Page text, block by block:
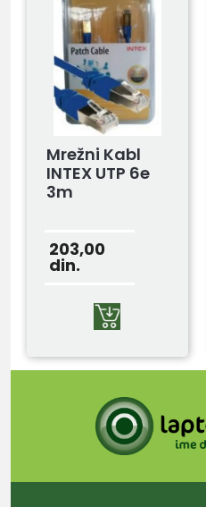
Mrežni Kabl
INTEX UTP 6e
3m
203,00
din.